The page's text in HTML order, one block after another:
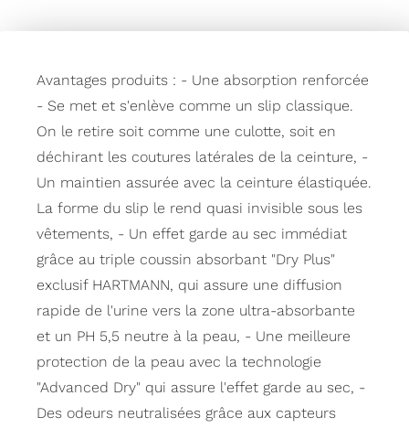
Avantages produits : - Une absorption renforcée
- Se met et s'enlève comme un slip classique.
On le retire soit comme une culotte, soit en
déchirant les coutures latérales de la ceinture, -
Un maintien assurée avec la ceinture élastiquée.
La forme du slip le rend quasi invisible sous les
vêtements, - Un effet garde au sec immédiat
grâce au triple coussin absorbant "Dry Plus"
exclusif HARTMANN, qui assure une diffusion
rapide de l'urine vers la zone ultra-absorbante
et un PH 5,5 neutre à la peau, - Une meilleure
protection de la peau avec la technologie
"Advanced Dry" qui assure l'effet garde au sec, -
Des odeurs neutralisées grâce aux capteurs